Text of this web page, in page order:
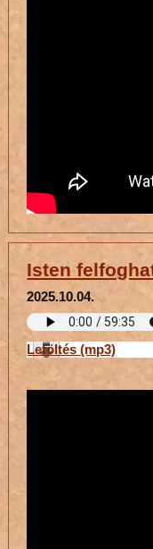
Isten
2025.10.04.
Letöltés (mp3)